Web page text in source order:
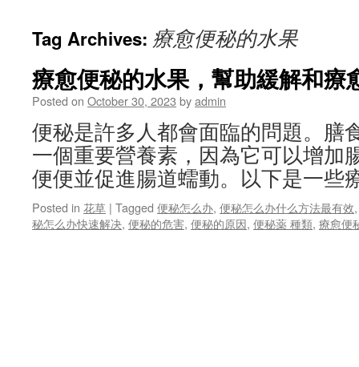
Tag Archives: 療愈便秘的水果
療愈便秘的水果，幫助緩解和療
Posted on October 30, 2023 byadmin
便秘是許多人都會面臨的問題。膳
一個重要營養素，因為它可以增加
便便並促進腸道蠕動。以下是一些
Posted in 花草 | Tagged 便秘怎么办, 便秘怎么办什么方法最有效
秘怎么办快速解决, 便秘的危害, 便秘的原因, 便秘薬 種類, 療愈便